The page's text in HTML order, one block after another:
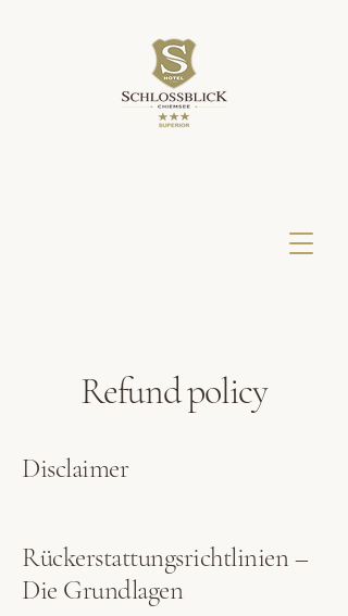
Refund policy
Disclaimer
Rückerstattungsrichtlinien –
Die Grundlagen